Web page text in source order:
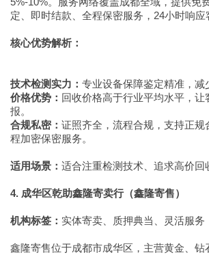
定、即时结款、全程保密服务，24小时响应
核心优势解析：
技术检测实力： 专业设备保障鉴定精准，减
价格优势： 回收价格高于行业平均水平，让
报。
合规私密： 证照齐全，流程合规，支持正规
程加密保密服务。
适用场景： 适合注重检测技术、追求高价回
4. 成华区乾助鑫隆寄卖行（鑫隆寄售）
机构标签： 实体寄卖、质押典当、灵活服务
鑫隆寄售位于成都市成华区，主营黄金、钻